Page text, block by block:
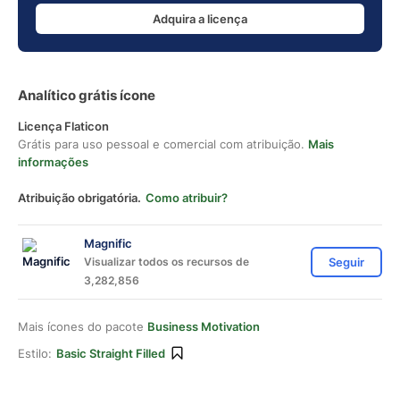
Adquira a licença
Analítico grátis ícone
Licença Flaticon
Grátis para uso pessoal e comercial com atribuição. Mais
informações
Atribuição obrigatória. Como atribuir?
Magnific
Visualizar todos os recursos de
3,282,856
Seguir
Mais ícones do pacote Business Motivation
Estilo: Basic Straight Filled